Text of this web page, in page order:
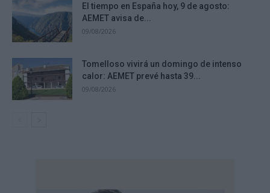
El tiempo en España hoy, 9 de agosto:
AEMET avisa de...
09/08/2026
Tomelloso vivirá un domingo de intenso
calor: AEMET prevé hasta 39...
09/08/2026